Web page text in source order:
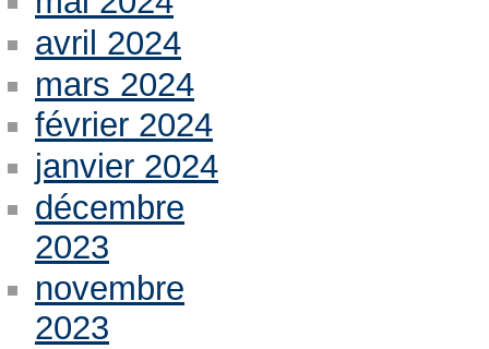
avril 2024
mars 2024
février 2024
janvier 2024
décembre
2023
novembre
2023